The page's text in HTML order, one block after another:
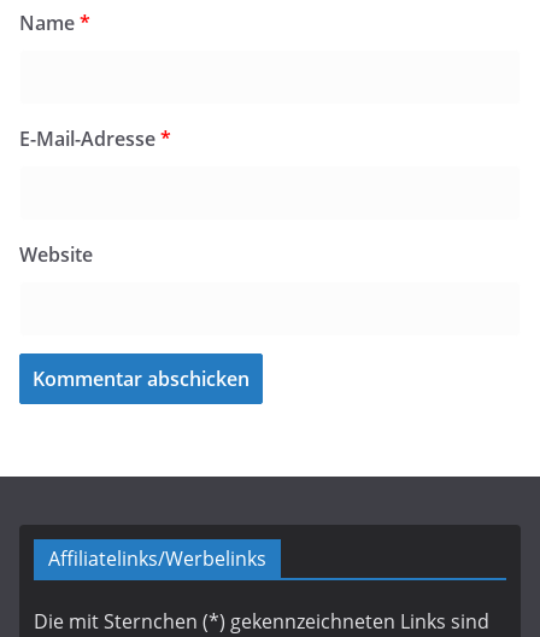
Name*
E-Mail-Adresse*
Website
Affiliatelinks/Werbelinks
Die mit Sternchen (*) gekennzeichneten Links sind